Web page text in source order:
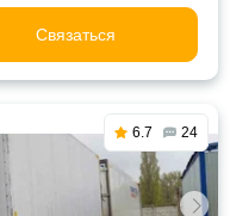
Связаться
6.7 24